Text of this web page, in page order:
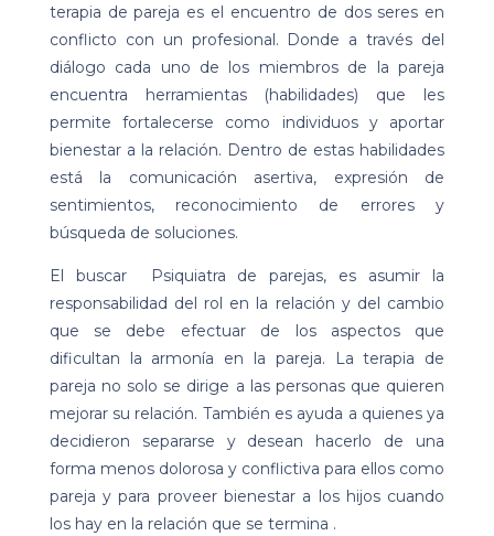
terapia de pareja es el encuentro de dos seres en
conflicto con un profesional. Donde a través del
diálogo cada uno de los miembros de la pareja
encuentra herramientas (habilidades) que les
permite fortalecerse como individuos y aportar
bienestar a la relación. Dentro de estas habilidades
está la comunicación asertiva, expresión de
sentimientos, reconocimiento de errores y
búsqueda de soluciones.
El buscar Psiquiatra de parejas, es asumir la
responsabilidad del rol en la relación y del cambio
que se debe efectuar de los aspectos que
dificultan la armonía en la pareja.
La terapia de
pareja no solo se dirige a las personas que quieren
mejorar su relación. También es ayuda a quienes ya
decidieron separarse y desean hacerlo de una
forma menos dolorosa y conflictiva para ellos como
pareja y para proveer bienestar a los hijos cuando
los hay en la relación que se termina .